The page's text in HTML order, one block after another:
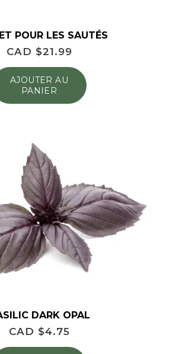
POUR LES SAUTÉS
CAD $21.99
AJOUTER AU
PANIER
DARK OPAL
CAD $4.75